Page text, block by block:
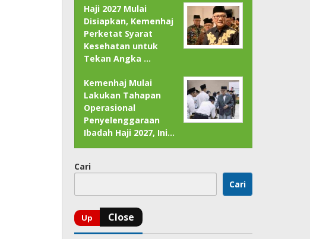
Haji 2027 Mulai
Disiapkan, Kemenhaj
Perketat Syarat
Kesehatan untuk
Tekan Angka …
Kemenhaj Mulai
Lakukan Tahapan
Operasional
Penyelenggaraan
Ibadah Haji 2027, Ini…
Cari
Cari